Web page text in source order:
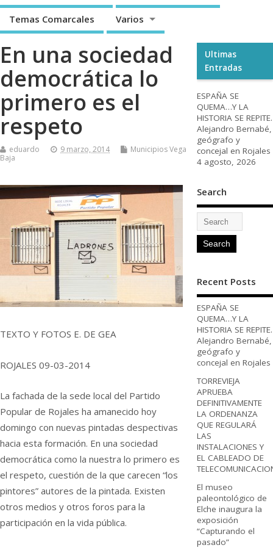
Temas Comarcales Varios
En una sociedad
democrática lo
primero es el
respeto
eduardo 9 marzo, 2014
Municipios Vega
Baja
TEXTO Y FOTOS E. DE GEA
ROJALES 09-03-2014
La fachada de la sede local del Partido
Popular de Rojales ha amanecido hoy
domingo con nuevas pintadas despectivas
hacia esta formación. En una sociedad
democrática como la nuestra lo primero es
el respeto, cuestión de la que carecen “los
pintores” autores de la pintada. Existen
otros medios y otros foros para la
participación en la vida pública.
Ultimas
Entradas
ESPAÑA SE
QUEMA…Y LA
HISTORIA SE REPITE.
Alejandro Bernabé,
geógrafo y
concejal en Rojales
4 agosto, 2026
Search
Recent Posts
ESPAÑA SE
QUEMA…Y LA
HISTORIA SE REPITE.
Alejandro Bernabé,
geógrafo y
concejal en Rojales
TORREVIEJA
APRUEBA
DEFINITIVAMENTE
LA ORDENANZA
QUE REGULARÁ
LAS
INSTALACIONES Y
EL CABLEADO DE
El museo
paleontológico de
Elche inaugura la
exposición
“Capturando el
pasado”